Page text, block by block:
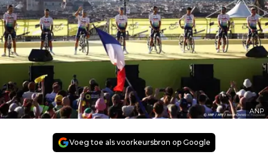
ANP
Voeg toe als voorkeursbron op Google